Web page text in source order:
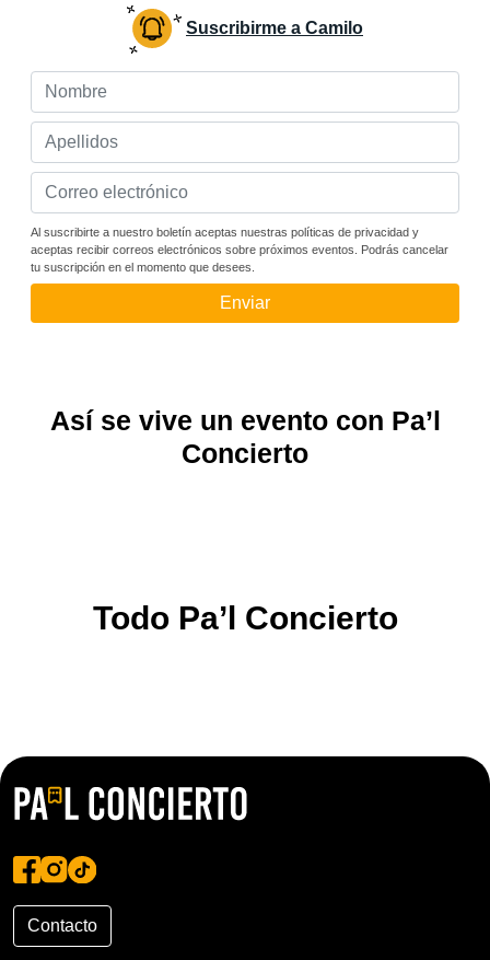
Suscribirme a Camilo
Al suscribirte a nuestro boletín aceptas nuestras políticas de privacidad y
aceptas recibir correos electrónicos sobre próximos eventos. Podrás cancelar
tu suscripción en el momento que desees.
Enviar
Así se vive un evento con Pa’l
Concierto
Todo Pa’l Concierto
Contacto